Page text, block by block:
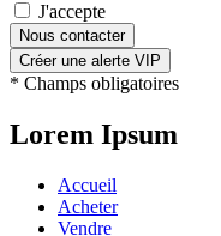
J'accepte
Nous contacter
Créer une alerte VIP
* Champs obligatoires
Lorem Ipsum
Accueil
Acheter
Vendre